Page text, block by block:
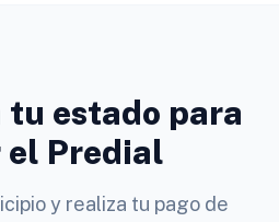
tu estado para
el Predial
y realiza tu pago de